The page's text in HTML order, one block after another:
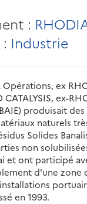
:
Industrie
Opérations, ex
CATALYSIS, ex-
produisait
naturels
Solides
non
et ont participé
d'une zone
en 1993.